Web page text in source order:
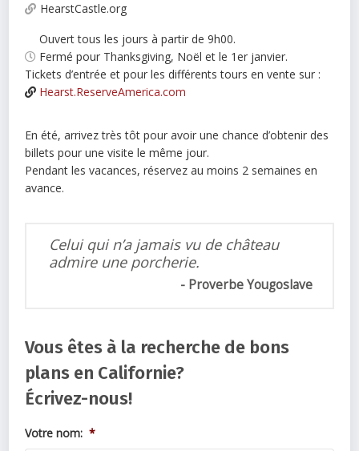
HearstCastle.org
Ouvert tous les jours à partir de 9h00.
Fermé pour Thanksgiving, Noël et le 1er janvier.
Tickets d’entrée et pour les différents tours en vente sur :
Hearst.ReserveAmerica.com
En été, arrivez très tôt pour avoir une chance d’obtenir des
billets pour une visite le même jour.
Pendant les vacances, réservez au moins 2 semaines en
avance.
Celui qui n’a jamais vu de château
admire une porcherie.
Proverbe Yougoslave
Vous êtes à la recherche de bons
plans en Californie?
Écrivez-nous!
Votre nom: *